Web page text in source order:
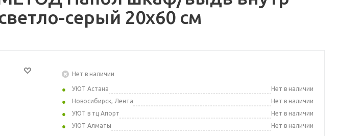
серый 20x60 см
Нет в наличии
УЮТ Астана
Нет в наличии
Новосибирск, Лента
Нет в наличии
УЮТ в тц Апорт
Нет в наличии
УЮТ Алматы
Нет в наличии